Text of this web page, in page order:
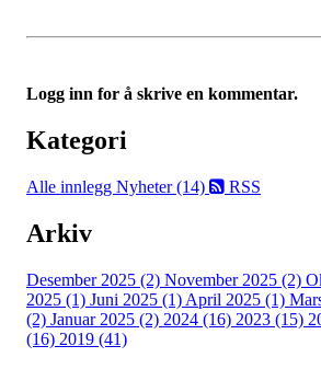
Logg inn for å skrive en kommentar.
Kategori
Alle innlegg Nyheter (14) RSS
Arkiv
Desember 2025 (2) November 2025 (2)
2025 (1) Juni 2025 (1) April 2025 (1)
(2) Januar 2025 (2) 2024 (16) 2023 (15)
(16) 2019 (41)